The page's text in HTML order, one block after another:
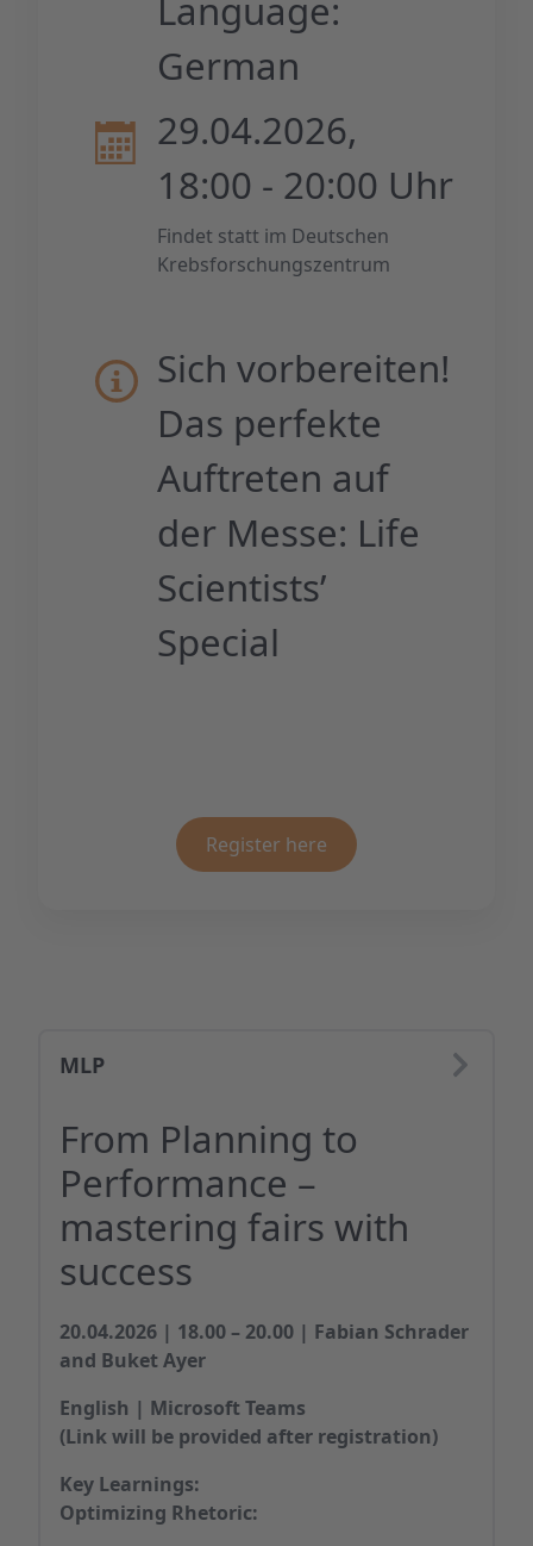
Language:
German
29.04.2026,
18:00 - 20:00 Uhr
Findet statt im Deutschen
Krebsforschungszentrum
Sich vorbereiten!
Das perfekte
Auftreten auf
der Messe: Life
Scientists’
Special
Register here
MLP
From Planning to
Performance –
mastering fairs with
success
20.04.2026 | 18.00 – 20.00 | Fabian Schrader
and Buket Ayer
English | Microsoft Teams
(Link will be provided after registration)
Key Learnings:
Optimizing Rhetoric: